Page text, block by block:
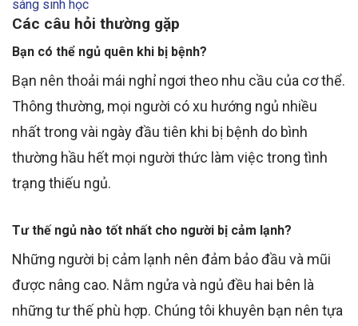
sáng sinh học
Các câu hỏi thường gặp
Bạn có thể ngủ quên khi bị bệnh?
Bạn nên thoải mái nghỉ ngơi theo nhu cầu của cơ thể.
Thông thường, mọi người có xu hướng ngủ nhiều
nhất trong vài ngày đầu tiên khi bị bệnh do bình
thường hầu hết mọi người thức làm việc trong tình
trạng thiếu ngủ.
Tư thế ngủ nào tốt nhất cho người bị cảm lạnh?
Những người bị cảm lạnh nên đảm bảo đầu và mũi
được nâng cao. Nằm ngửa và ngủ đều hai bên là
những tư thế phù hợp. Chúng tôi khuyên bạn nên tựa